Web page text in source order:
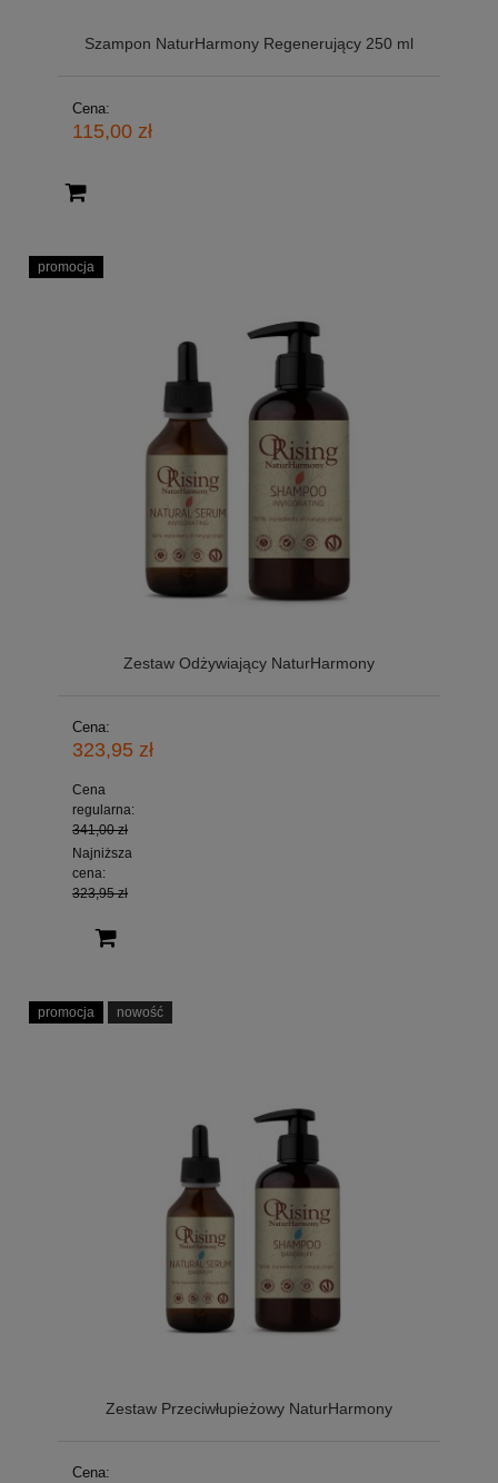
Szampon NaturHarmony Regenerujący 250 ml
Cena:
115,00 zł
Zestaw Odżywiający NaturHarmony
Cena:
323,95 zł
Cena
regularna:
341,00 zł
Najniższa
cena:
323,95 zł
promocja
Zestaw Przeciwłupieżowy NaturHarmony
Cena:
promocja nowość